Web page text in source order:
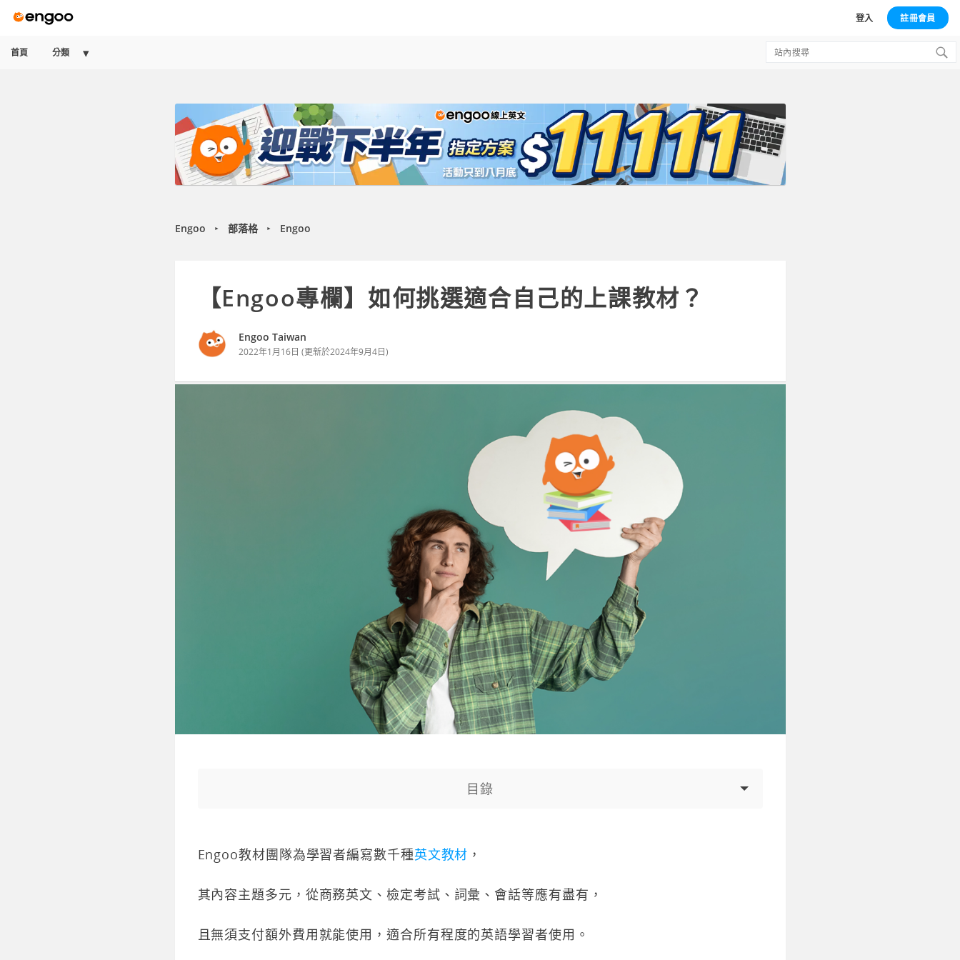
登入 註冊會員
首頁 分類
Search
Engoo ► 部落格 ► Engoo
【Engoo專欄】如何挑選適合自己的上課教材？
Engoo Taiwan
2022年1月16日 (更新於2024年9月4日)
目錄
Engoo教材團隊為學習者編寫數千種英文教材 ，
其內容主題多元，從商務英文、檢定考試、詞彙、會話等應有盡有，
且無須支付額外費用就能使用，適合所有程度的英語學習者使用。